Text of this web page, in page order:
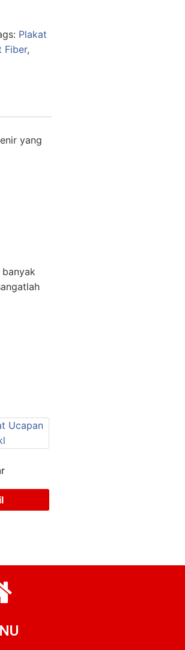
Plakat
Fiber,
yang